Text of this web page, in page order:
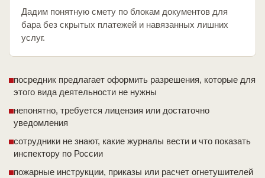
Дадим понятную смету по блокам документов для
бара без скрытых платежей и навязанных лишних
услуг.
посредник предлагает оформить разрешения, которые для
этого вида деятельности не нужны
непонятно, требуется лицензия или достаточно
уведомления
сотрудники не знают, какие журналы вести и что показать
инспектору по России
пожарные инструкции, приказы или расчет огнетушителей